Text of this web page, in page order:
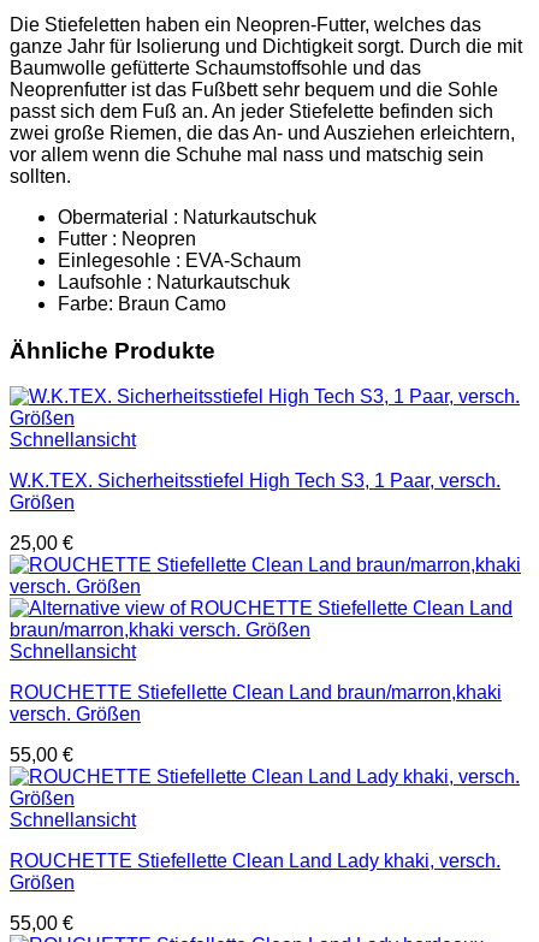
Die Stiefeletten haben ein Neopren-Futter, welches das
ganze Jahr für Isolierung und Dichtigkeit sorgt. Durch die mit
Baumwolle gefütterte Schaumstoffsohle und das
Neoprenfutter ist das Fußbett sehr bequem und die Sohle
passt sich dem Fuß an. An jeder Stiefelette befinden sich
zwei große Riemen, die das An- und Ausziehen erleichtern,
vor allem wenn die Schuhe mal nass und matschig sein
sollten.
Obermaterial : Naturkautschuk
Futter : Neopren
Einlegesohle : EVA-Schaum
Laufsohle : Naturkautschuk
Farbe: Braun Camo
Ähnliche Produkte
Schnellansicht
W.K.TEX. Sicherheitsstiefel High Tech S3, 1 Paar, versch.
Größen
25,00 €
Schnellansicht
ROUCHETTE Stiefellette Clean Land braun/marron,khaki
versch. Größen
55,00 €
Schnellansicht
ROUCHETTE Stiefellette Clean Land Lady khaki, versch.
Größen
55,00 €